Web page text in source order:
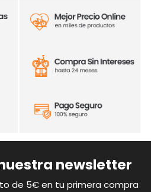
newsletter
de 5€ en tu primera compra